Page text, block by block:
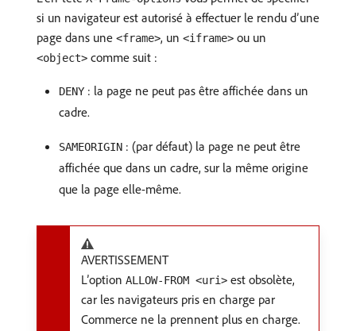
si un navigateur est autorisé à effectuer le rendu d’une
page dans une <frame>, un <iframe> ou un
<object> comme suit :
DENY : la page ne peut pas être affichée dans un
cadre.
SAMEORIGIN : (par défaut) la page ne peut être
affichée que dans un cadre, sur la même origine
que la page elle-même.
AVERTISSEMENT
L’option ALLOW-FROM <uri> est obsolète,
car les navigateurs pris en charge par
Commerce ne la prennent plus en charge.